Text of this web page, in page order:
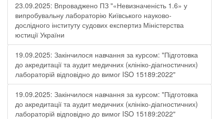
23.09.2025: Впроваджено ПЗ "«Невизначеність 1.6» у
випробувальну лабораторію Київського науково-
дослідного інституту судових експертиз Міністерства
юстиції України
19.09.2025: Закінчилося навчання за курсом: "Підготовка
до акредитації та аудит медичних (клініко-діагностичних)
лабораторій відповідно до вимог ISO 15189:2022"
19.09.2025: Закінчилося навчання за курсом: "Підготовка
до акредитації та аудит медичних (клініко-діагностичних)
лабораторій відповідно до вимог ISO 15189:2022"